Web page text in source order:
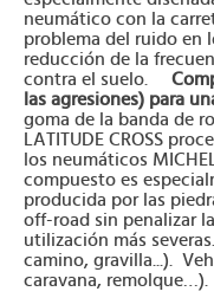
neumático con la
problema del ruido en
reducción de la
contra el suelo.
las agresiones) para
goma de la banda de
LATITUDE CROSS
los neumáticos
compuesto es
producida por las
off-road sin penalizar
utilización más
camino, gravilla...).
caravana, remolque…).